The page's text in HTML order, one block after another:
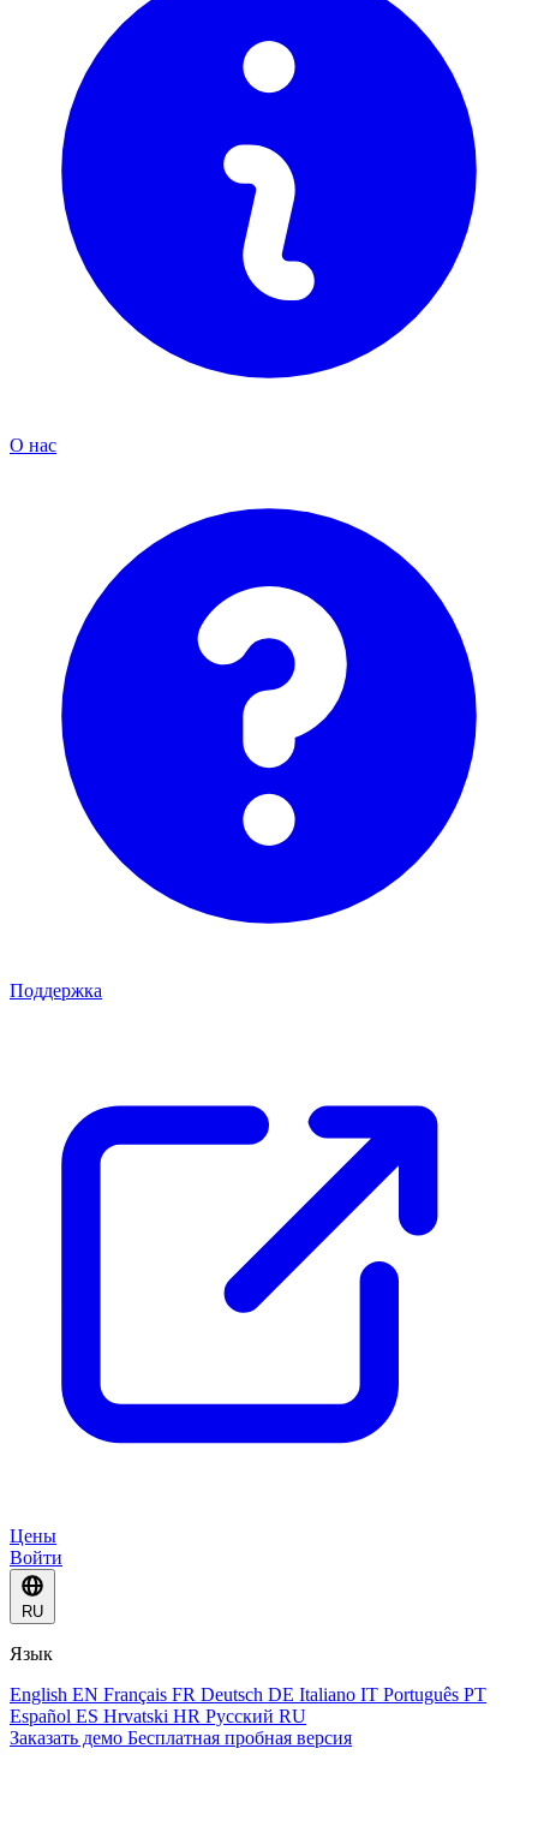
О нас
Поддержка
Цены
Войти
RU
Язык
English EN Français FR Deutsch DE Italiano IT Português PT
Español ES Hrvatski HR Русский RU
Заказать демо Бесплатная пробная версия